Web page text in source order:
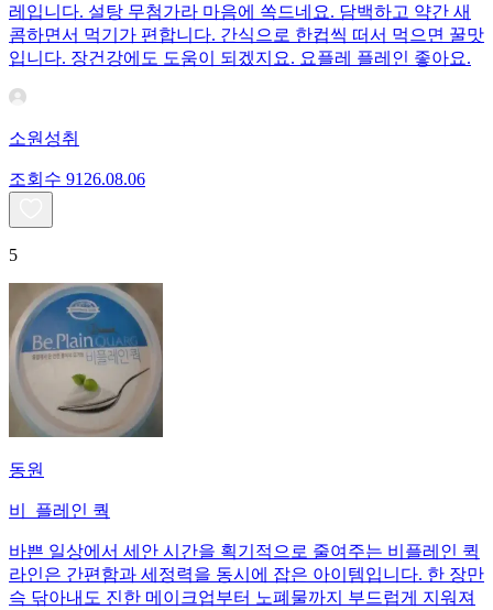
레입니다. 설탕 무첨가라 마음에 쏙드네요. 담백하고 약간 새
콤하면서 먹기가 편합니다. 간식으로 한컵씩 떠서 먹으면 꿀맛
입니다. 장건강에도 도움이 되겠지요. 요플레 플레인 좋아요.
소원성취
조회수 91 26.08.06
5
동원
비_플레인 쿽
바쁜 일상에서 세안 시간을 획기적으로 줄여주는 비플레인 퀵
라인은 간편함과 세정력을 동시에 잡은 아이템입니다. 한 장만
슥 닦아내도 진한 메이크업부터 노폐물까지 부드럽게 지워져